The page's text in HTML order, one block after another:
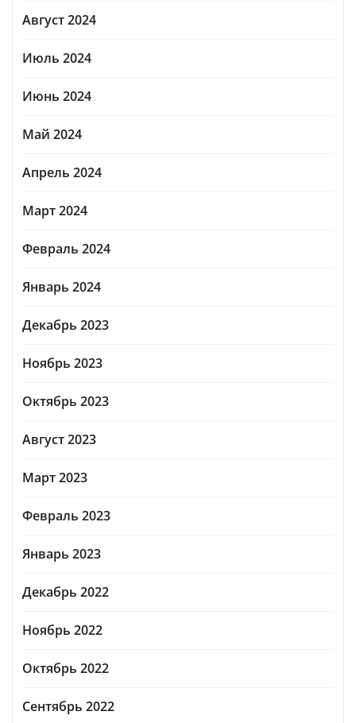
Август 2024
Июль 2024
Июнь 2024
Май 2024
Апрель 2024
Март 2024
Февраль 2024
Январь 2024
Декабрь 2023
Ноябрь 2023
Октябрь 2023
Август 2023
Март 2023
Февраль 2023
Январь 2023
Декабрь 2022
Ноябрь 2022
Октябрь 2022
Сентябрь 2022